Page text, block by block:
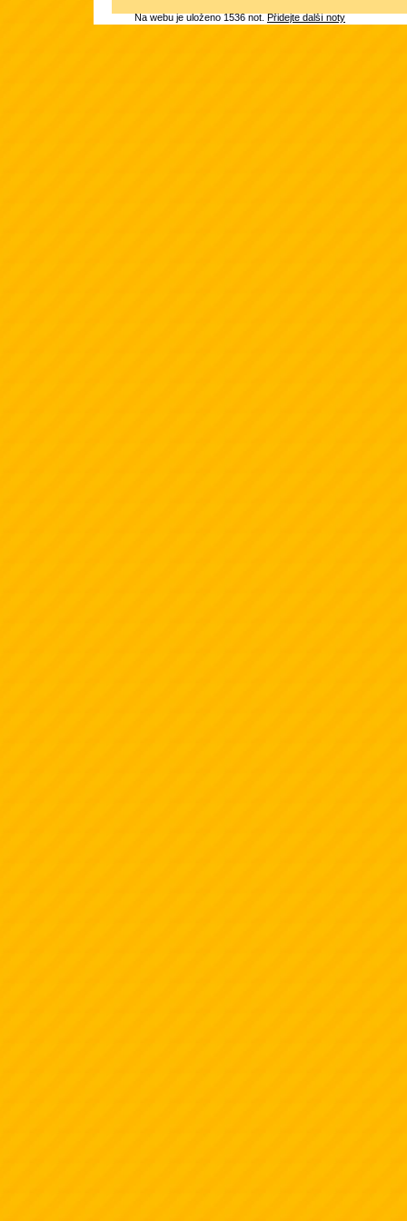
Na webu je uloženo 1536 not.Přidejte další noty